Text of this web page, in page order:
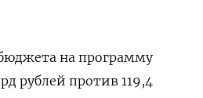
на программу
рублей против 119,4